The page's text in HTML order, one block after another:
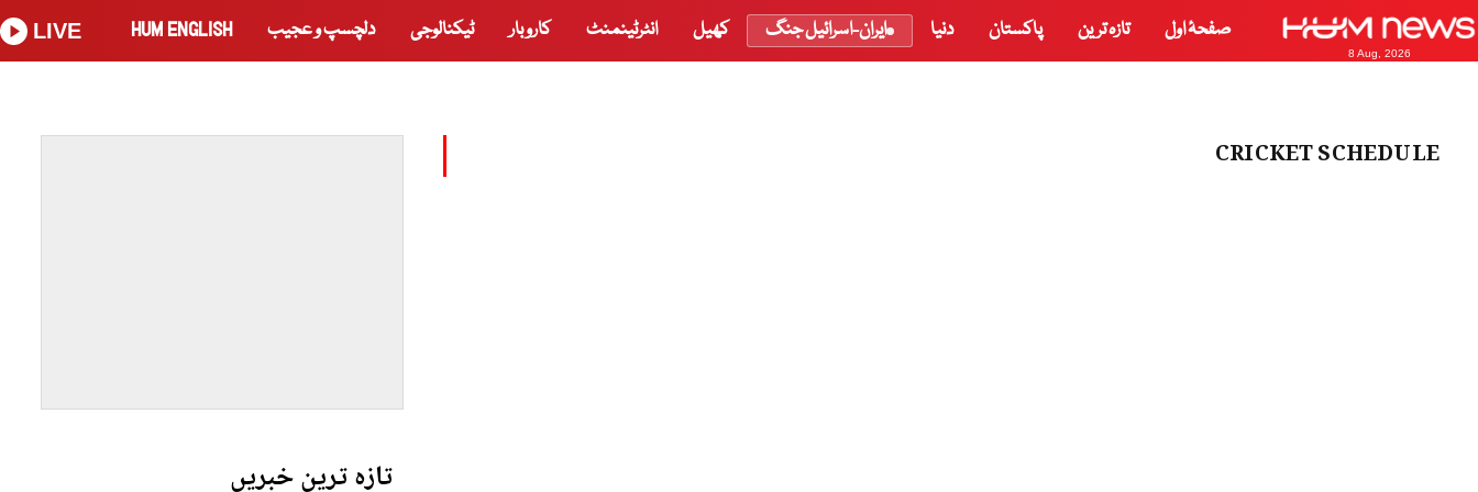
8 Aug, 2026
صفحۂ اول تازہ ترین پاکستان دنیا ایران-اسرائیل جنگ کھیل انٹرٹینمنٹ کاروبار ٹیکنالوجی دلچسپ و عجیب HUM ENGLISH
LIVE
CRICKET SCHEDULE
تازہ ترین خبریں